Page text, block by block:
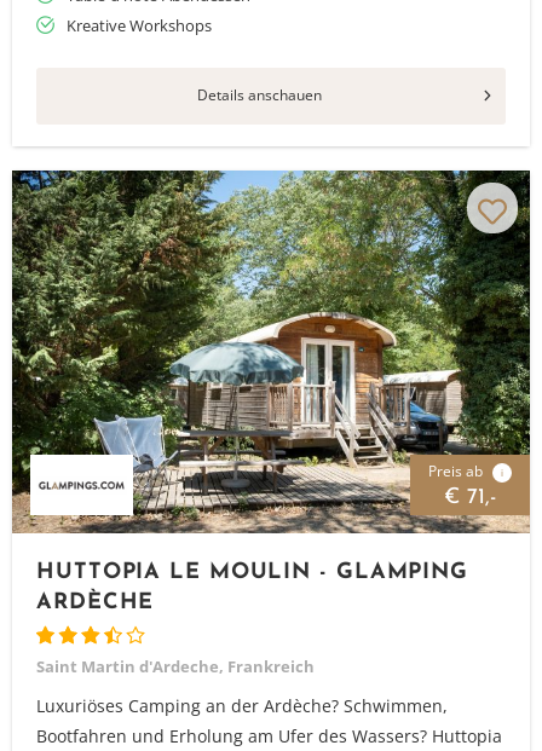
Kreative Workshops
Details anschauen
Preis ab i
€ 71,-
HUTTOPIA LE MOULIN - GLAMPING
ARDÈCHE
Saint Martin d'Ardeche, Frankreich
Luxuriöses Camping an der Ardèche? Schwimmen,
Bootfahren und Erholung am Ufer des Wassers? Huttopia